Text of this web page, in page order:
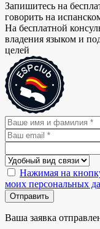
Запишитесь на
говорить на
На бесплатной
владения языком и
целей
Нажимая на
моих персональных
Отправить
Ваша заявка